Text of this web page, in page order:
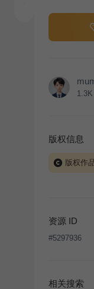
1.3K
版权信息
版权作
版权声明
条
经投权许可
资源 ID
#5297936
相关搜索